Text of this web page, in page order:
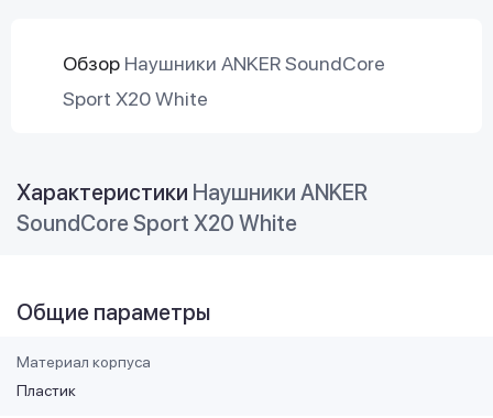
Обзор Наушники ANKER SoundCore
Sport X20 White
Характеристики Наушники ANKER
SoundCore Sport X20 White
Общие параметры
Материал корпуса
Пластик